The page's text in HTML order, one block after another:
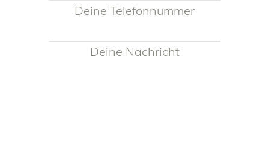
Deine Telefonnummer
Deine Nachricht